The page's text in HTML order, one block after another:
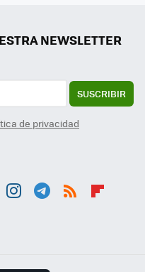
NEWSLETTER
SUSCRIBIR
de privacidad